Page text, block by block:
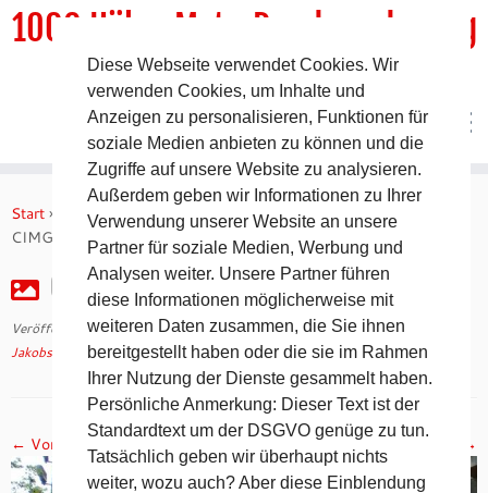
Inhalt
springen
1000 HöhenMeterRundwanderweg
DER Rundwanderweg um Pommelsbrunn
Start » Jakobsweg 2008 – 5. Tag auf dem Camino Francés
CIMG2245
CIMG2245
Veröffentlicht am30. April 2018mit den Abmessungen1024 × 768
Jakobsweg 2008 – 5. Tag auf dem Camino Francés.
← Vorheriges Nächstes →
Diese Webseite verwendet Cookies. Wir
verwenden Cookies, um Inhalte und
Anzeigen zu personalisieren, Funktionen für
soziale Medien anbieten zu können und die
Zugriffe auf unsere Website zu analysieren.
Außerdem geben wir Informationen zu Ihrer
Verwendung unserer Website an unsere
Partner für soziale Medien, Werbung und
Analysen weiter. Unsere Partner führen
diese Informationen möglicherweise mit
weiteren Daten zusammen, die Sie ihnen
bereitgestellt haben oder die sie im Rahmen
Ihrer Nutzung der Dienste gesammelt haben.
Persönliche Anmerkung: Dieser Text ist der
Standardtext um der DSGVO genüge zu tun.
Tatsächlich geben wir überhaupt nichts
weiter, wozu auch? Aber diese Einblendung